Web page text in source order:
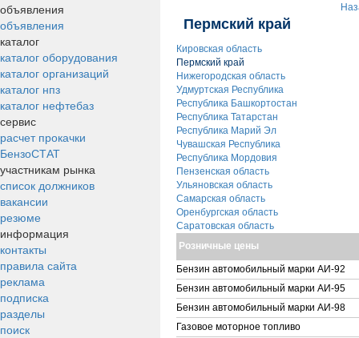
объявления
объявления
каталог
каталог оборудования
каталог организаций
каталог нпз
каталог нефтебаз
сервис
расчет прокачки
БензоСТАТ
участникам рынка
список должников
вакансии
резюме
информация
контакты
правила сайта
реклама
подписка
разделы
поиск
Пермский край
Кировская область
Пермский край
Нижегородская область
Удмуртская Республика
Республика Башкортостан
Республика Татарстан
Республика Марий Эл
Чувашская Республика
Республика Мордовия
Пензенская область
Ульяновская область
Самарская область
Оренбургская область
Саратовская область
Розничные цены
Бензин автомобильный марки АИ-92
Бензин автомобильный марки АИ-95
Бензин автомобильный марки АИ-98
Газовое моторное топливо